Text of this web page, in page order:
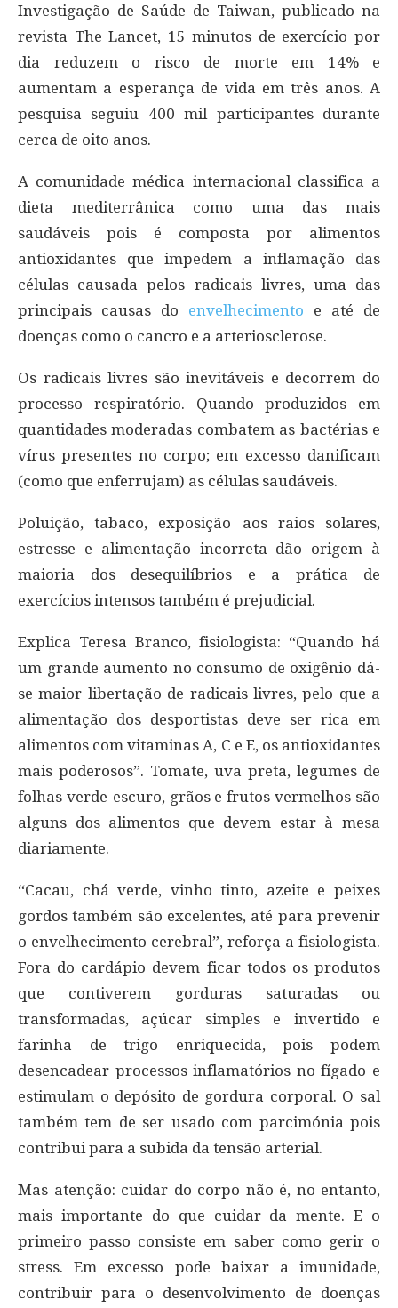
Investigação de Saúde de Taiwan, publicado na
revista The Lancet, 15 minutos de exercício por
dia reduzem o risco de morte em 14% e
aumentam a esperança de vida em três anos. A
pesquisa seguiu 400 mil participantes durante
cerca de oito anos.
A comunidade médica internacional classifica a
dieta mediterrânica como uma das mais
saudáveis pois é composta por alimentos
antioxidantes que impedem a inflamação das
células causada pelos radicais livres, uma das
principais causas do envelhecimento e até de
doenças como o cancro e a arteriosclerose.
Os radicais livres são inevitáveis e decorrem do
processo respiratório. Quando produzidos em
quantidades moderadas combatem as bactérias e
vírus presentes no corpo; em excesso danificam
(como que enferrujam) as células saudáveis.
Poluição, tabaco, exposição aos raios solares,
estresse e alimentação incorreta dão origem à
maioria dos desequilíbrios e a prática de
exercícios intensos também é prejudicial.
Explica Teresa Branco, fisiologista: “Quando há
um grande aumento no consumo de oxigênio dá-
se maior libertação de radicais livres, pelo que a
alimentação dos desportistas deve ser rica em
alimentos com vitaminas A, C e E, os antioxidantes
mais poderosos”. Tomate, uva preta, legumes de
folhas verde-escuro, grãos e frutos vermelhos são
alguns dos alimentos que devem estar à mesa
diariamente.
“Cacau, chá verde, vinho tinto, azeite e peixes
gordos também são excelentes, até para prevenir
o envelhecimento cerebral”, reforça a fisiologista.
Fora do cardápio devem ficar todos os produtos
que contiverem gorduras saturadas ou
transformadas, açúcar simples e invertido e
farinha de trigo enriquecida, pois podem
desencadear processos inflamatórios no fígado e
estimulam o depósito de gordura corporal. O sal
também tem de ser usado com parcimónia pois
contribui para a subida da tensão arterial.
Mas atenção: cuidar do corpo não é, no entanto,
mais importante do que cuidar da mente. E o
primeiro passo consiste em saber como gerir o
stress. Em excesso pode baixar a imunidade,
contribuir para o desenvolvimento de doenças